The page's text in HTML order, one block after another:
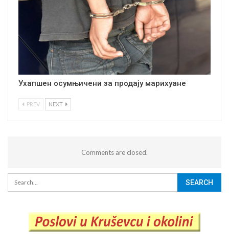
Ухапшен осумњичени за продају марихуане
PREV NEXT
Comments are closed.